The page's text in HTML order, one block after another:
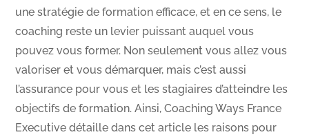
une stratégie de formation efficace, et en ce sens, le
coaching reste un levier puissant auquel vous
pouvez vous former. Non seulement vous allez vous
valoriser et vous démarquer, mais c’est aussi
l’assurance pour vous et les stagiaires d’atteindre les
objectifs de formation. Ainsi, Coaching Ways France
Executive détaille dans cet article les raisons pour